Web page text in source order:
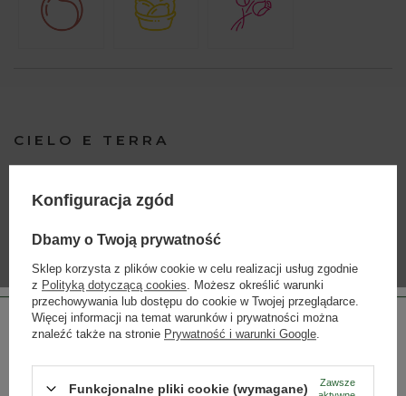
CIELO E TERRA
Luca i Pierpaolo Cielo, kultywują ponad stuletnią tradycję
rodzinną. Trzy tysiące hektarów winnic, uprawianych przez
Berici, dają doskonałe winogrona do produkcji win. Wzgórza
a Weroną, z dużym nasłonecznieniem i łagodnym klimatem.
Konfiguracja zgód
Dbamy o Twoją prywatność
Sklep korzysta z plików cookie w celu realizacji usług zgodnie
z Polityką dotyczącą cookies . Możesz określić warunki
przechowywania lub dostępu do cookie w Twojej przeglądarce.
Więcej informacji na temat warunków i prywatności można
znaleźć także na stronie Prywatność i warunki Google
Funkcjonalne pliki cookie (wymagane)
Zawsze